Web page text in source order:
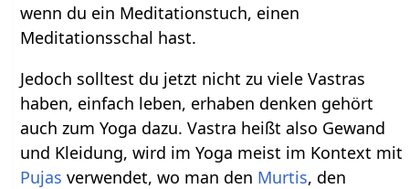
wenn du ein Meditationstuch, einen
Meditationsschal hast.
Jedoch solltest du jetzt nicht zu viele Vastras
haben, einfach leben, erhaben denken gehört
auch zum Yoga dazu. Vastra heißt also Gewand
und Kleidung, wird im Yoga meist im Kontext mit
Pujas verwendet, wo man den Murtis, den